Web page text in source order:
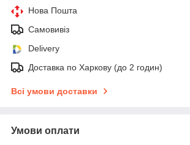
Нова Пошта
Самовивіз
Delivery
Доставка по Харкову (до 2 годин)
Всі умови доставки
Умови оплати